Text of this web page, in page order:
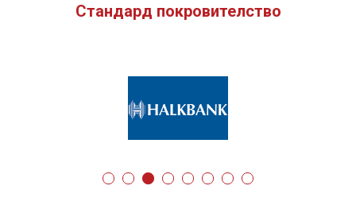
Стандард покровителство